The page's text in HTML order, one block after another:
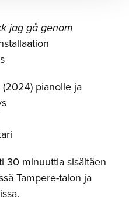
jag gå genom
(2024) pianolle ja
30 minuuttia sisältäen
Tampere-talon ja